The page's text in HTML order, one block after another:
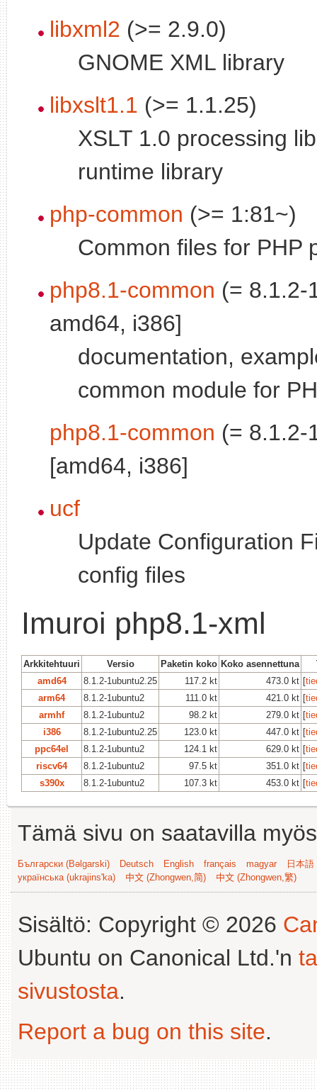
libxml2 (>= 2.9.0)
GNOME XML library
libxslt1.1 (>= 1.1.25)
XSLT 1.0 processing
runtime library
php-common (>= 1:81~)
Common files for PHP
php8.1-common (= 8.1.2-
amd64, i386]
documentation,
common module for
php8.1-common (= 8.1.2-
[amd64, i386]
ucf
Update Configuration
config files
Imuroi php8.1-xml
Arkkitehtuuri Versio Paketin koko Koko asennettuna
amd64
8.1.2-1ubuntu2.25 117.2 kt 473.0 kt [
arm64
8.1.2-1ubuntu2 111.0 kt 421.0 kt [
armhf
8.1.2-1ubuntu2 98.2 kt 279.0 kt [
i386
8.1.2-1ubuntu2.25 123.0 kt 447.0 kt [
ppc64el
8.1.2-1ubuntu2 124.1 kt 629.0 kt [
riscv64
8.1.2-1ubuntu2 97.5 kt 351.0 kt [
s390x
8.1.2-1ubuntu2 107.3 kt 453.0 kt [
Tämä sivu on saatavilla
Български (Bəlgarski) Deutsch English français magyar
日本語
українська (ukrajins'ka)
中文 (Zhongwen,简) 中文 (Zhongwen,繁)
Sisältö: Copyright © 2026
Ubuntu on Canonical Ltd.'n
sivustosta.
Report a bug on this site.